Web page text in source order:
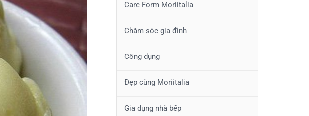
Care Form Moriitalia
Chăm sóc gia đình
Công dụng
Đẹp cùng Moriitalia
Gia dụng nhà bếp